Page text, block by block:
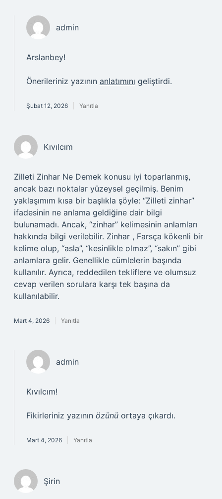
admin
Arslanbey!
Önerileriniz yazının anlatımını geliştirdi.
Şubat 12, 2026 Yanıtla
Kıvılcım
Zilleti Zinhar Ne Demek konusu iyi toparlanmış,
ancak bazı noktalar yüzeysel geçilmiş. Benim
yaklaşımım kısa bir başlıkla şöyle: “Zilleti zinhar”
ifadesinin ne anlama geldiğine dair bilgi
bulunamadı. Ancak, “zinhar” kelimesinin anlamları
hakkında bilgi verilebilir. Zinhar , Farsça kökenli bir
kelime olup, “asla”, “kesinlikle olmaz”, “sakın” gibi
anlamlara gelir. Genellikle cümlelerin başında
kullanılır. Ayrıca, reddedilen tekliflere ve olumsuz
cevap verilen sorulara karşı tek başına da
kullanılabilir.
Mart 4, 2026 Yanıtla
admin
Kıvılcım!
Fikirleriniz yazının özünü ortaya çıkardı.
Mart 4, 2026 Yanıtla
Şirin